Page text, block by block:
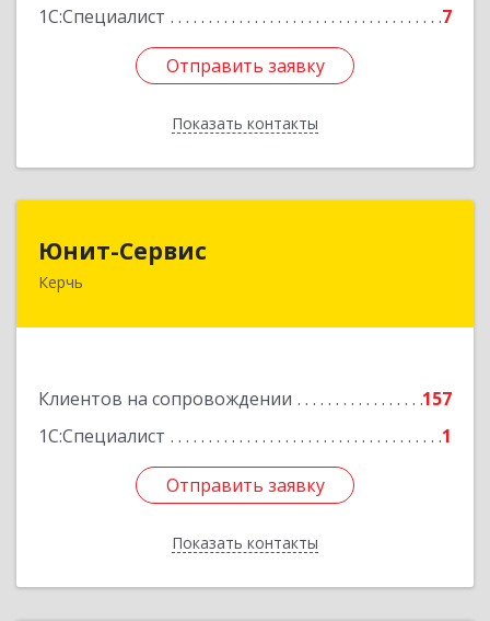
1С:Специалист
7
Отправить заявку
Показать контакты
Отправить заявку
Назад
Юнит-Сервис
Керчь
Клиентов на сопровождении
157
1С:Специалист
1
Отправить заявку
Показать контакты
298300, Крым Респ, Керчь г, Кооперативный
Отправить заявку
Назад